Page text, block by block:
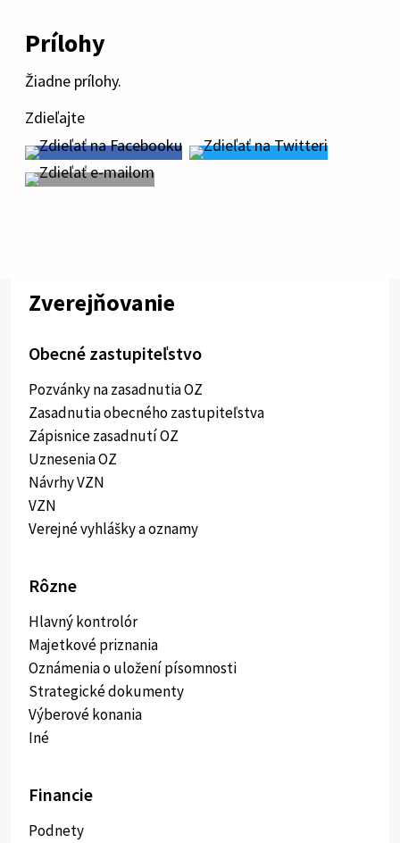
Prílohy
Žiadne prílohy.
Zdieľajte
Zverejňovanie
Obecné zastupiteľstvo
Pozvánky na zasadnutia OZ
Zasadnutia obecného zastupiteľstva
Zápisnice zasadnutí OZ
Uznesenia OZ
Návrhy VZN
VZN
Verejné vyhlášky a oznamy
Rôzne
Hlavný kontrolór
Majetkové priznania
Oznámenia o uložení písomnosti
Strategické dokumenty
Výberové konania
Iné
Financie
Podnety